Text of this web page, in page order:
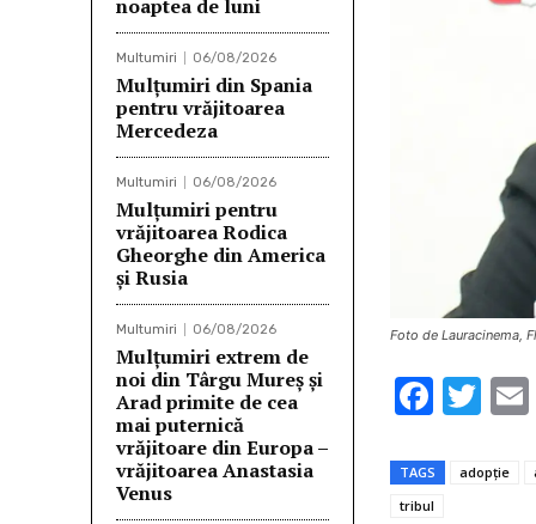
noaptea de luni
Multumiri 06/08/2026
Mulţumiri din Spania
pentru vrăjitoarea
Mercedeza
Multumiri 06/08/2026
Mulțumiri pentru
vrăjitoarea Rodica
Gheorghe din America
și Rusia
Multumiri 06/08/2026
Mulţumiri extrem de
noi din Târgu Mureș și
Arad primite de cea
mai puternică
vrăjitoare din Europa –
vrăjitoarea Anastasia
Venus
Foto de Lauracinema,
F
e
T
it
TAGS adopție
tribul